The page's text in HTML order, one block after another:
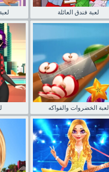
لعبة فندق العائلة
لعبة الخضروات والفواكه